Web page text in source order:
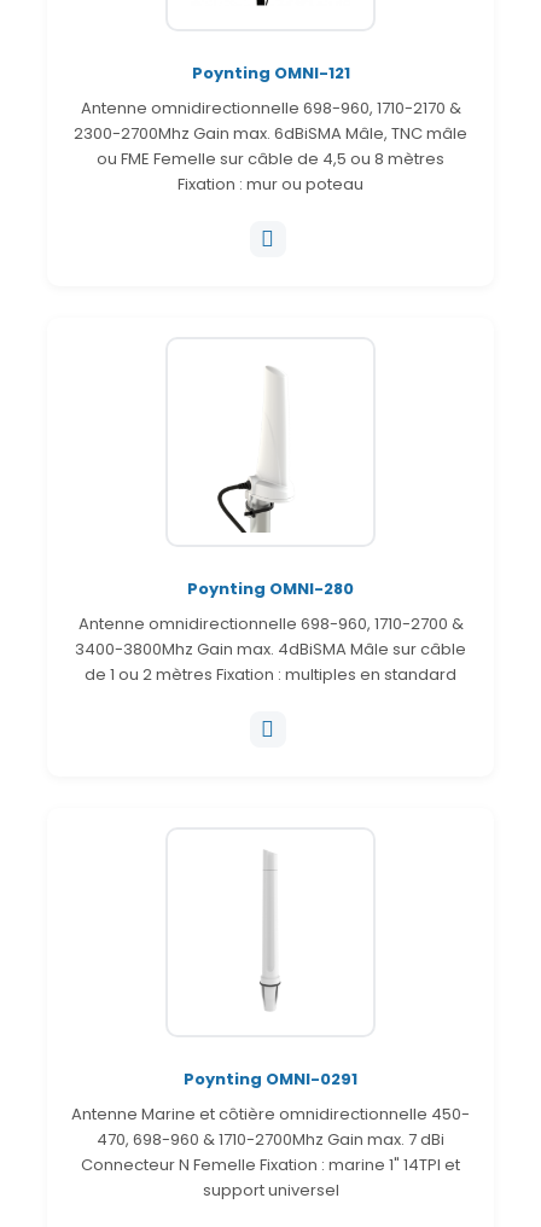
Poynting OMNI-121
Antenne omnidirectionnelle 698-960, 1710-2170 &
2300-2700Mhz Gain max. 6dBiSMA Mâle, TNC mâle
ou FME Femelle sur câble de 4,5 ou 8 mètres
Fixation : mur ou poteau
Poynting OMNI-280
Antenne omnidirectionnelle 698-960, 1710-2700 &
3400-3800Mhz Gain max. 4dBiSMA Mâle sur câble
de 1 ou 2 mètres Fixation : multiples en standard
Poynting OMNI-0291
Antenne Marine et côtière omnidirectionnelle 450-
470, 698-960 & 1710-2700Mhz Gain max. 7 dBi
Connecteur N Femelle Fixation : marine 1" 14TPI et
support universel